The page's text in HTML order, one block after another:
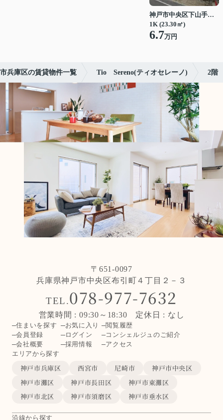
神戸市中央区下山手通７丁目
1K (23.30㎡)
6.7万円
兵庫区の賃貸物件一覧 Tio Sereno(ティオセレーノ) 2階
〒651-0097
兵庫県神戸市中央区布引町４丁目２－３
TEL.078-977-7632
営業時間 : 09:30～18:30 定休日 : なし
住まいを探す お気に入り
閲覧履歴
会員登録
ログイン
コンシェルジュのご紹介
会社概要
採用情報
アクセス
エリアから探す
神戸市兵庫区 西宮市 尼崎市
神戸市中央区
神戸市灘区
神戸市長田区
神戸市東灘区
神戸市北区
神戸市須磨区 神戸市垂水区
沿線から探す